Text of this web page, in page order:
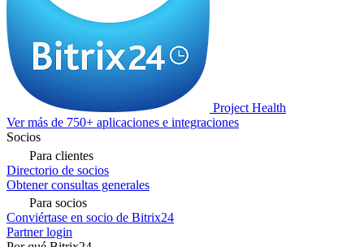
Project Health
Ver más de 750+ aplicaciones e integraciones
Socios
Para clientes
Directorio de socios
Obtener consultas generales
Para socios
Conviértase en socio de Bitrix24
Partner login